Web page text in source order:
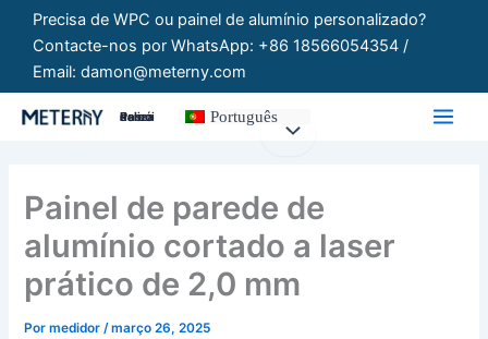
Saltar
conteúdo
Precisa de WPC ou painel de alumínio personalizado?
Contacte-nos por WhatsApp: +86 18566054354 /
Email: damon@meterny.com
Painéis Personalizados Português
Painel de parede de
alumínio cortado a laser
prático de 2,0 mm
Pormedidor/março 26, 2025